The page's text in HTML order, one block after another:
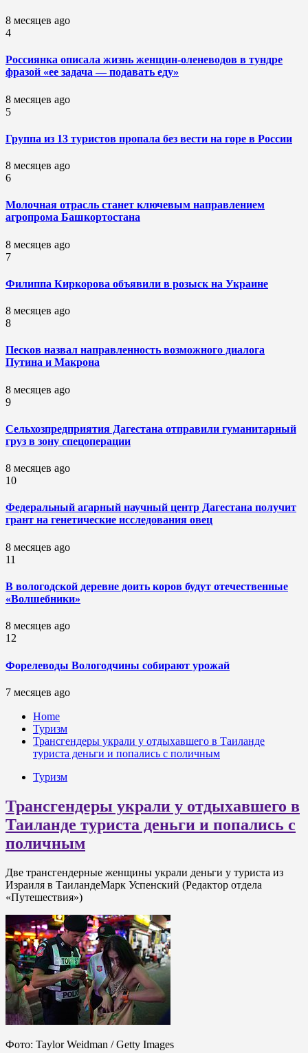
8 месяцев ago
4
Россиянка описала жизнь женщин-оленеводов в тундре
фразой «ее задача — подавать еду»
8 месяцев ago
5
Группа из 13 туристов пропала без вести на горе в России
8 месяцев ago
6
Молочная отрасль станет ключевым направлением
агропрома Башкортостана
8 месяцев ago
7
Филиппа Киркорова объявили в розыск на Украине
8 месяцев ago
8
Песков назвал направленность возможного диалога
Путина и Макрона
8 месяцев ago
9
Сельхозпредприятия Дагестана отправили гуманитарный
груз в зону спецоперации
8 месяцев ago
10
Федеральный агарный научный центр Дагестана получит
грант на генетические исследования овец
8 месяцев ago
11
В вологодской деревне доить коров будут отечественные
«Волшебники»
8 месяцев ago
12
Форелеводы Вологодчины собирают урожай
7 месяцев ago
Home
Туризм
Трансгендеры украли у отдыхавшего в Таиланде
туриста деньги и попались с поличным
Туризм
Трансгендеры украли у отдыхавшего в
Таиланде туриста деньги и попались с
поличным
Две трансгендерные женщины украли деньги у туриста из
Израиля в ТаиландеМарк Успенский (Редактор отдела
«Путешествия»)
Фото: Taylor Weidman / Getty Images